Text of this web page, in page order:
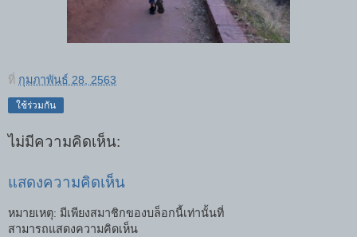
ที่ กุมภาพันธ์ 28, 2563
ใช้ร่วมกัน
ไม่มีความคิดเห็น:
แสดงความคิดเห็น
หมายเหตุ: มีเพียงสมาชิกของบล็อกนี้เท่านั้นที่
สามารถแสดงความคิดเห็น